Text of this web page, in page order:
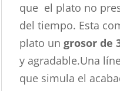
que el plato no
del tiempo. Esta
plato un grosor de
y agradable.Una
que simula el